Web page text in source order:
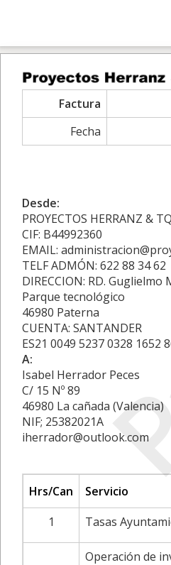
Factura
Fecha
Desde:
PROYECTOS HERRANZ &
CIF: B44992360
EMAIL:
TELF ADMÓN: 622 88 34 62
DIRECCION: RD.
Parque tecnológico
46980 Paterna
CUENTA: SANTANDER
ES21 0049 5237 0328 1652
A:
Isabel Herrador Peces
C/ 15 Nº 89
46980 La cañada (Valencia)
NIF; 25382021A
iherrador@outlook.com
Hrs/Can
Servicio
1
Tasas
Operación de